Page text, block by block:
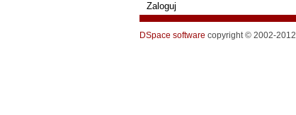
Zaloguj
DSpace software copyright © 2002-2012